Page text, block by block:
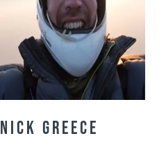
Nick Greece